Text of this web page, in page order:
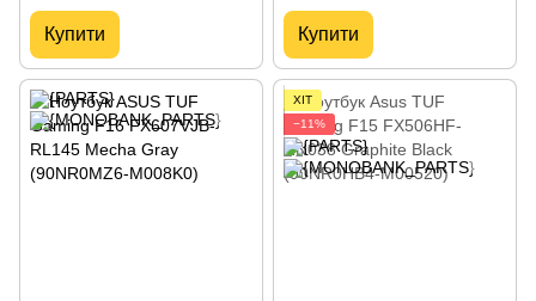
Купити Купити
ХІТ
−11%